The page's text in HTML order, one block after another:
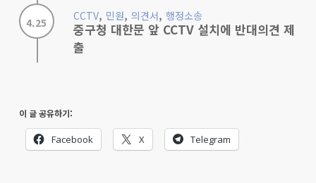
4.25 CCTV, 민원, 의견서, 행정소송
중구청 대한문 앞 CCTV 설치에 반대의견 제
출
이 글 공유하기:
Facebook X Telegram